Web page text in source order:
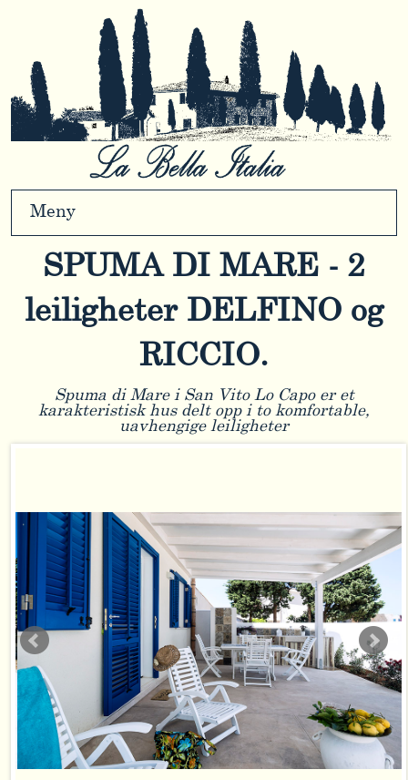
Meny
SPUMA DI MARE - 2
leiligheter DELFINO og
RICCIO.
Spuma di Mare i San Vito Lo Capo er et
karakteristisk hus delt opp i to komfortable,
uavhengige leiligheter